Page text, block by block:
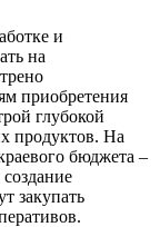
и
на
приобретения
глубокой
продуктов. На
бюджета –
закупать